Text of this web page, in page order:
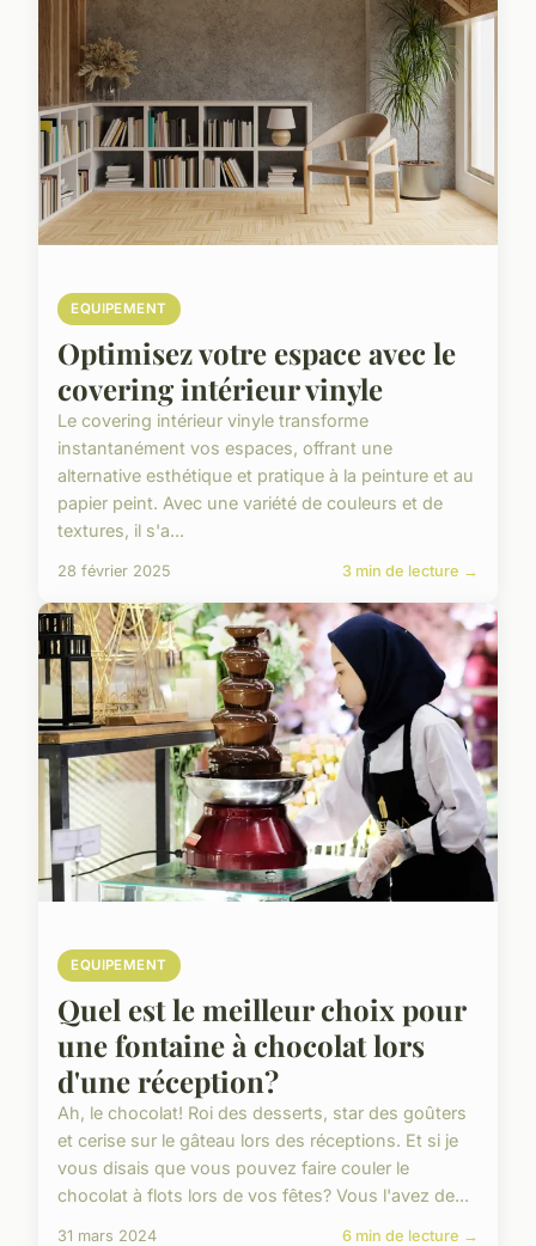
EQUIPEMENT
Optimisez votre espace avec le
covering intérieur vinyle
Le covering intérieur vinyle transforme
instantanément vos espaces, offrant une
alternative esthétique et pratique à la peinture et au
papier peint. Avec une variété de couleurs et de
textures, il s'a...
28 février 2025 3 min de lecture →
EQUIPEMENT
Quel est le meilleur choix pour
une fontaine à chocolat lors
d'une réception?
Ah, le chocolat! Roi des desserts, star des goûters
et cerise sur le gâteau lors des réceptions. Et si je
vous disais que vous pouvez faire couler le
chocolat à flots lors de vos fêtes? Vous l'avez de...
31 mars 2024 6 min de lecture →